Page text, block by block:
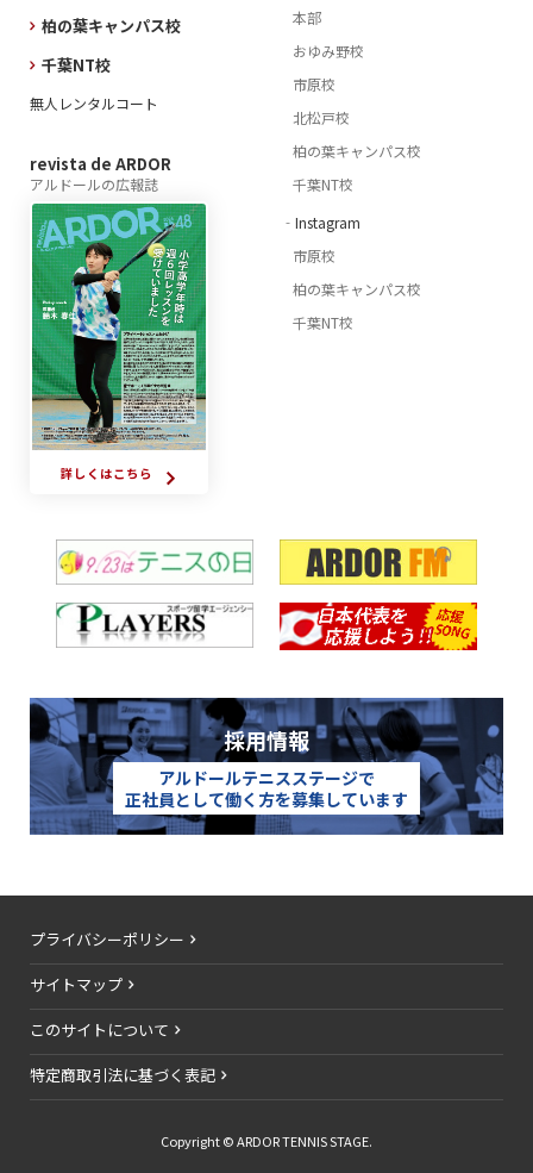
柏の葉キャンパス校
千葉NT校
無人レンタルコート
revista de ARDOR
アルドールの広報誌
詳しくはこちら
本部
おゆみ野校
市原校
北松戸校
柏の葉キャンパス校
千葉NT校
‐Instagram
市原校
柏の葉キャンパス校
千葉NT校
採用情報
アルドールテニスステージで
正社員として働く方を募集しています
プライバシーポリシー
サイトマップ
このサイトについて
特定商取引法に基づく表記
Copyright © ARDOR TENNIS STAGE.